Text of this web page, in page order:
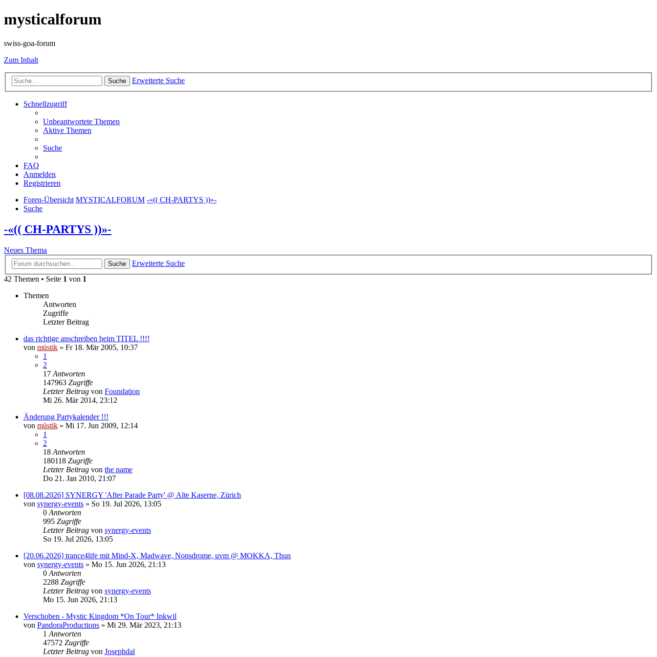
mysticalforum
swiss-goa-forum
Zum Inhalt
Suche Erweiterte Suche
Schnellzugriff
Unbeantwortete Themen
Aktive Themen
Suche
FAQ
Anmelden
Registrieren
Foren-Übersicht MYSTICALFORUM -«(( CH-PARTYS ))»-
Suche
-«(( CH-PARTYS ))»-
Neues Thema
Suche
Erweiterte Suche
42 Themen • Seite 1 von 1
Themen
Antworten
Zugriffe
Letzter Beitrag
das richtige anschreiben beim TITEL !!!!
von müstik » Fr 18. Mär 2005, 10:37
1
2
17 Antworten
147963 Zugriffe
Letzter Beitrag von Foundation
Mi 26. Mär 2014, 23:12
Änderung Partykalender !!!
von müstik » Mi 17. Jun 2009, 12:14
1
2
18 Antworten
180118 Zugriffe
Letzter Beitrag von the name
Do 21. Jan 2010, 21:07
[08.08.2026] SYNERGY 'After Parade Party' @ Alte Kaserne, Zürich
von synergy-events » So 19. Jul 2026, 13:05
0 Antworten
995 Zugriffe
Letzter Beitrag von synergy-events
So 19. Jul 2026, 13:05
[20.06.2026] trance4life mit Mind-X, Madwave, Nonsdrome, uvm @ MOKKA, Thun
von synergy-events » Mo 15. Jun 2026, 21:13
0 Antworten
2288 Zugriffe
Letzter Beitrag von synergy-events
Mo 15. Jun 2026, 21:13
Verschoben - Mystic Kingdom *On Tour* Inkwil
von PandoraProductions » Mi 29. Mär 2023, 21:13
1 Antworten
47572 Zugriffe
Letzter Beitrag von Josephdal